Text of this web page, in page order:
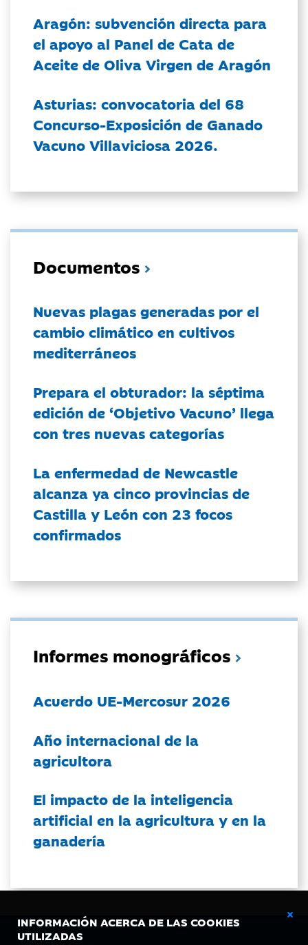
INFORMACIÓN ACERCA DE LAS COOKIES
UTILIZADAS
Aragón: subvención directa para
el apoyo al Panel de Cata de
Aceite de Oliva Virgen de Aragón
Asturias: convocatoria del 68
Concurso-Exposición de Ganado
Vacuno Villaviciosa 2026.
Documentos
Nuevas plagas generadas por el
cambio climático en cultivos
mediterráneos
Prepara el obturador: la séptima
edición de ‘Objetivo Vacuno’ llega
con tres nuevas categorías
La enfermedad de Newcastle
alcanza ya cinco provincias de
Castilla y León con 23 focos
confirmados
Informes monográficos
Acuerdo UE-Mercosur 2026
Año internacional de la
agricultora
El impacto de la inteligencia
artificial en la agricultura y en la
ganadería